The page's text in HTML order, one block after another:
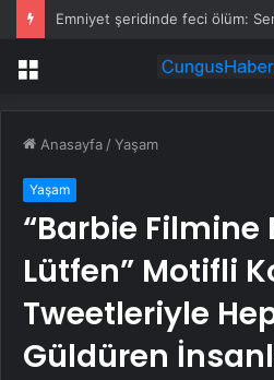
Menü
Anasayfa /Yaşam
Yaşam
“Barbie Filmine
Lütfen” Motifli
Tweetleriyle
Güldüren